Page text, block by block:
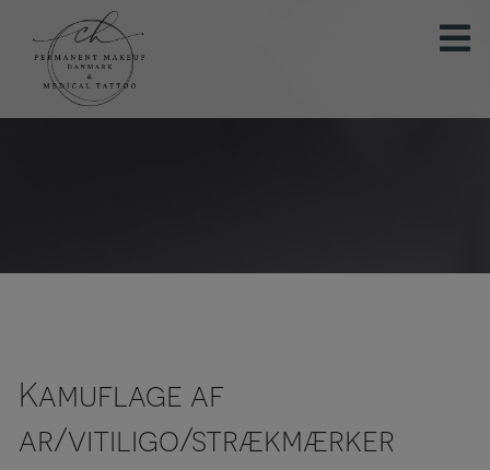
indholdet
Kamuflage af
ar/vitiligo/strækmærker